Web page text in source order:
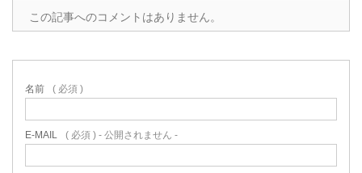
この記事へのコメントはありません。
名前 ( 必須 )
E-MAIL ( 必須 ) - 公開されません -